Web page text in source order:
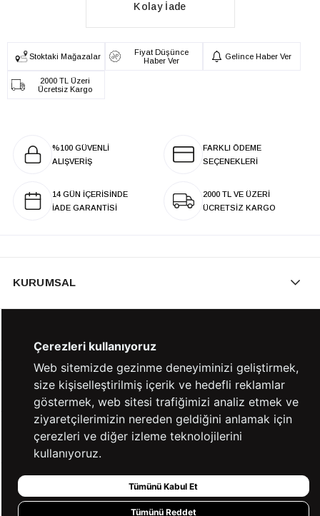
Kolay İade
Stoktaki Mağazalar
Fiyat Düşünce
Haber Ver
Gelince Haber Ver
2000 TL Üzeri
Ücretsiz Kargo
%100 GÜVENLİ
ALIŞVERİŞ
FARKLI ÖDEME
SEÇENEKLERİ
14 GÜN İÇERİSİNDE
İADE GARANTİSİ
2000 TL VE ÜZERİ
ÜCRETSİZ KARGO
KURUMSAL
YARDIM
BİZE ULAŞIN
HIZLI ERİŞİM
Çerezleri kullanıyoruz
Web sitemizde gezinme deneyiminizi geliştirmek,
size kişiselleştirilmiş içerik ve hedefli reklamlar
göstermek, web sitesi trafiğimizi analiz etmek ve
ziyaretçilerimizin nereden geldiğini anlamak için
çerezleri ve diğer izleme teknolojilerini
kullanıyoruz.
Tümünü Kabul Et
Tümünü Reddet